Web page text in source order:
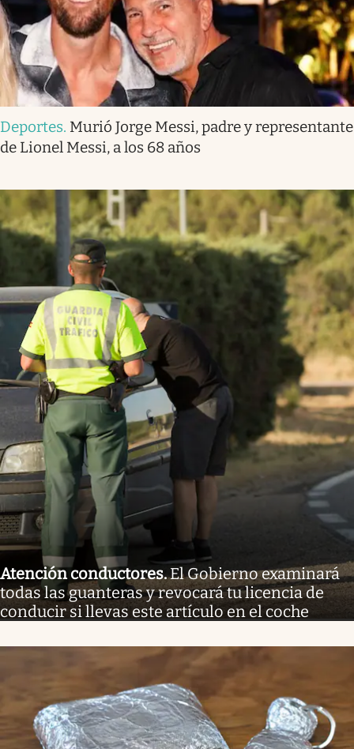
Deportes. Murió Jorge Messi, padre y representante
de Lionel Messi, a los 68 años
Atención conductores.El Gobierno examinará
todas las guanteras y revocará tu licencia de
conducir si llevas este artículo en el coche